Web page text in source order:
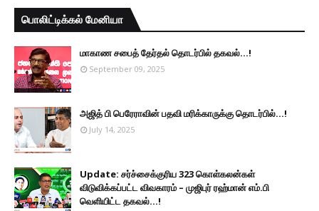
பொலிட்டிக்கல் மேனியா
மாகாண சபைத் தேர்தல் தொடர்பில் தகவல்...!
September 09, 2025
அஜித் பி பெரேராவின் பதவி மரிக்காருக்கு தொடர்பில்...!
July 14, 2025
Update: சர்ச்சைக்குரிய 323 கொள்கலன்கள்
விடுவிக்கப்பட்ட விவகாரம் – முஜிபுர் ரஹ்மான் எம்.பி
வெளியிட்ட தகவல்...!